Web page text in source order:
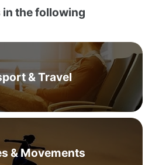
the following
& Travel
& Movements